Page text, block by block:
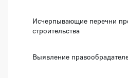
Исчерпывающие перечни
строительства
Выявление